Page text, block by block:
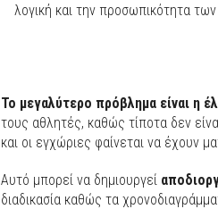
λογική και την προσωπικότητα
Το μεγαλύτερο πρόβλημα είναι η
τους αθλητές, καθώς τίποτα δεν
και οι εγχώριες φαίνεται να έχουν
Αυτό μπορεί να δημιουργεί
διαδικασία καθώς τα